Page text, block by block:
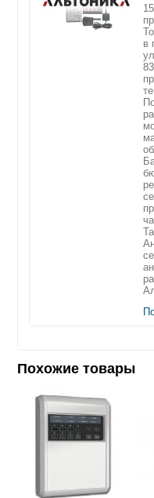
в
Похожие товары